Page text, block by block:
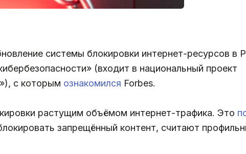
системы блокировки интернет-ресурсов в
(входит в национальный проект
с которым ознакомился Forbes.
растущим объёмом интернет-трафика. Это
запрещённый контент, считают